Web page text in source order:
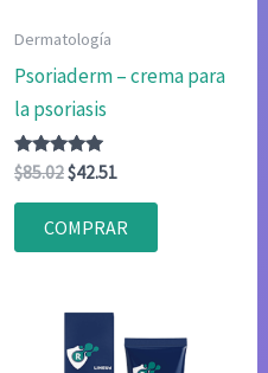
Dermatología
Psoriaderm – crema para
la psoriasis
Valorado
con
4.80
$85.02El
original
era:
$42.51El
actual
es:
COMPRAR